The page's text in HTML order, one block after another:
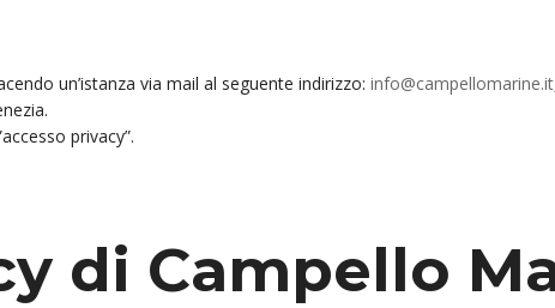
un’istanza via mail al seguente indirizzo: info@campellomarine.it
privacy”.
di Campello